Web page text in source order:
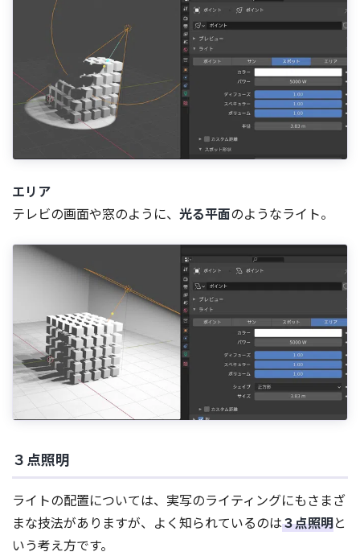
エリア
テレビの画面や窓のように、 光る平面のようなライト。
３点照明
ライトの配置については、実写のライティングにもさまざ
まな技法がありますが、よく知られているのは３点照明と
いう考え方です。